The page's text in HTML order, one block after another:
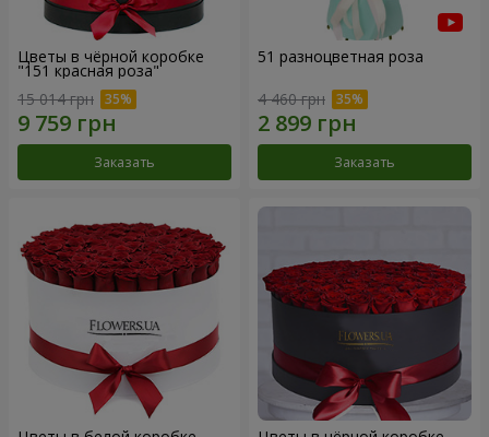
Цветы в чёрной коробке
"151 красная роза"
15 014 грн
Заказать
51 разноцветная роза
4 460 грн
Заказать